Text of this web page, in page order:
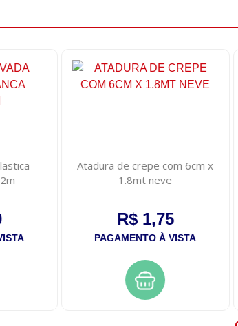
Atadura de crepe com 6cm x
1.8mt neve
R$ 1,75
PAGAMENTO À VISTA